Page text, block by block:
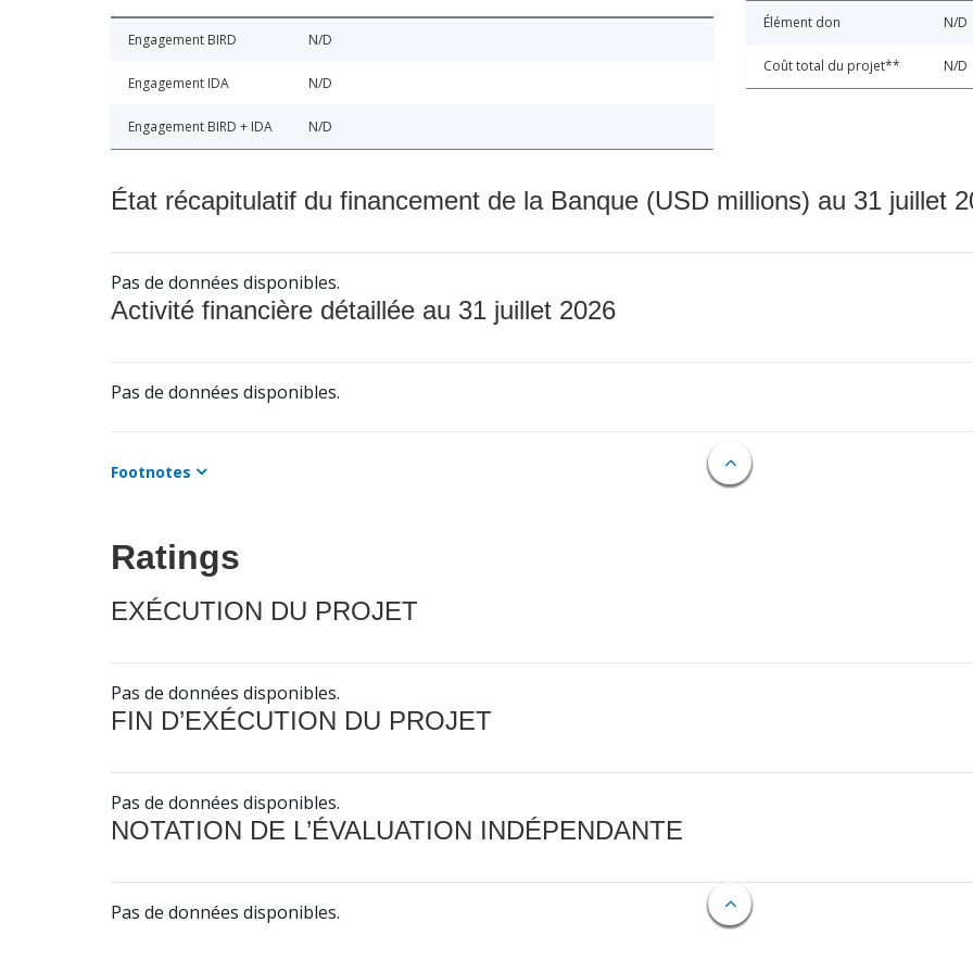
Engagement BIRD N/D
Engagement IDA N/D
Engagement BIRD + IDA N/D
Élément don N/D
Coût total du projet** N/D
État récapitulatif du financement de la Banque (USD millions) au 31 juillet
Pas de données disponibles.
Activité financière détaillée au 31 juillet 2026
Pas de données disponibles.
Footnotes
Ratings
EXÉCUTION DU PROJET
Pas de données disponibles.
FIN D’EXÉCUTION DU PROJET
Pas de données disponibles.
NOTATION DE L’ÉVALUATION INDÉPENDANTE
Pas de données disponibles.